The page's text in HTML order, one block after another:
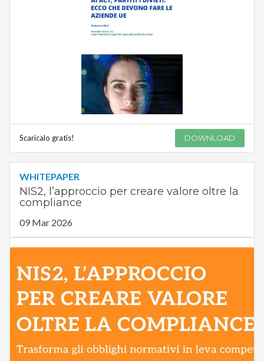
Scaricalo gratis! DOWNLOAD
WHITEPAPER
NIS2, l’approccio per creare valore oltre la
compliance
09 Mar 2026